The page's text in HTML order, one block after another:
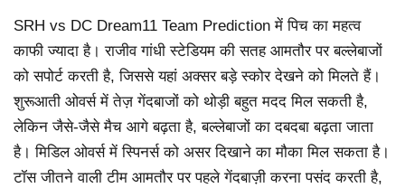
SRH vs DC Dream11 Team Prediction में पिच का महत्व
काफी ज्यादा है। राजीव गांधी स्टेडियम की सतह आमतौर पर बल्लेबाजों
को सपोर्ट करती है, जिससे यहां अक्सर बड़े स्कोर देखने को मिलते हैं।
शुरूआती ओवर्स में तेज़ गेंदबाजों को थोड़ी बहुत मदद मिल सकती है,
लेकिन जैसे-जैसे मैच आगे बढ़ता है, बल्लेबाजों का दबदबा बढ़ता जाता
है। मिडिल ओवर्स में स्पिनर्स को असर दिखाने का मौका मिल सकता है।
टॉस जीतने वाली टीम आमतौर पर पहले गेंदबाज़ी करना पसंद करती है,